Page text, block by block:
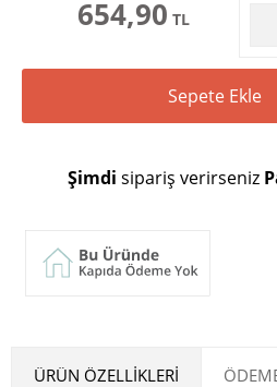
654,90 TL
Sepete Ekle
Şimdi sipariş verirseniz
ÜRÜN ÖZELLIKLERI